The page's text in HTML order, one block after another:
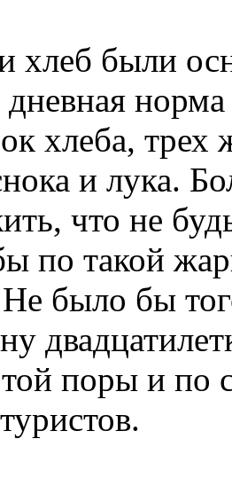
хлеб были
хлеба, трех
и лука.
что не
по такой
было бы
поры и по